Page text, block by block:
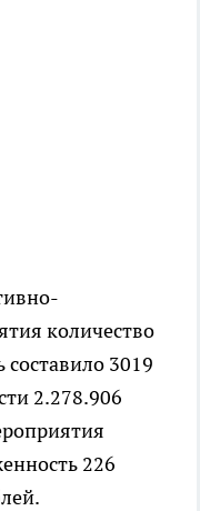
количество
3019
2.278.906
226